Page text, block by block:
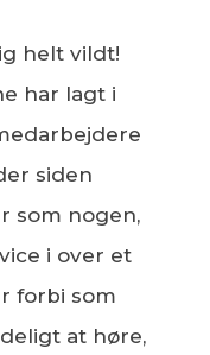
helt vildt!
har lagt i
siden
som nogen,
i over et
forbi som
at høre,